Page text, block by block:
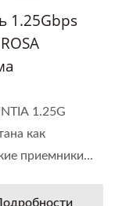
1.25Gbps
1.25G
как
приемники...